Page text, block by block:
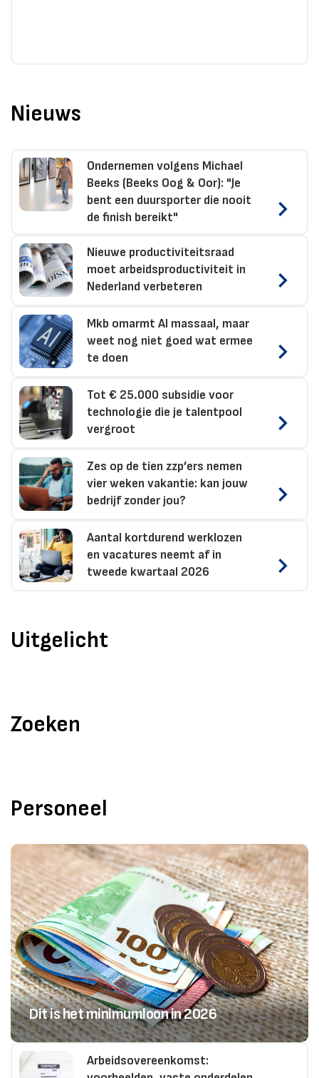
Nieuws
Ondernemen volgens Michael
Beeks (Beeks Oog & Oor): "Je
bent een duursporter die nooit
de finish bereikt"
Nieuwe productiviteitsraad
moet arbeidsproductiviteit in
Nederland verbeteren
Mkb omarmt AI massaal, maar
weet nog niet goed wat ermee
te doen
Tot € 25.000 subsidie voor
technologie die je talentpool
vergroot
Zes op de tien zzp’ers nemen
vier weken vakantie: kan jouw
bedrijf zonder jou?
Aantal kortdurend werklozen
en vacatures neemt af in
tweede kwartaal 2026
Uitgelicht
Zoeken
Personeel
Dit is het minimumloon in 2026
Arbeidsovereenkomst: